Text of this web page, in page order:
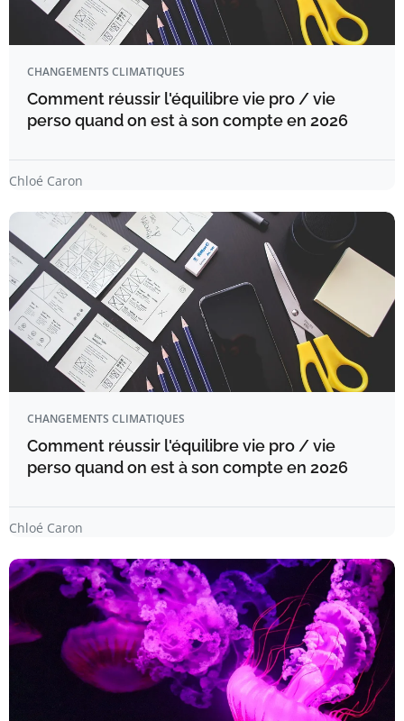
CHANGEMENTS CLIMATIQUES
Comment réussir l'équilibre vie pro / vie
perso quand on est à son compte en 2026
Chloé Caron
CHANGEMENTS CLIMATIQUES
Comment réussir l'équilibre vie pro / vie
perso quand on est à son compte en 2026
Chloé Caron